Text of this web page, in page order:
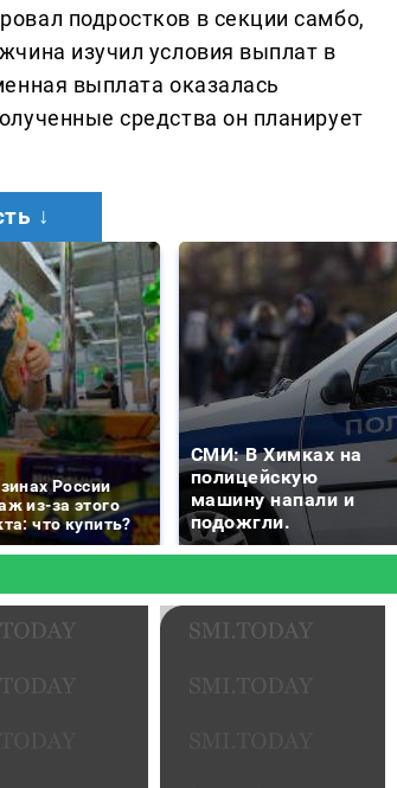
подростков в секции самбо,
изучил условия выплат в
выплата оказалась
средства он планирует
↓
России
из-за этого
что купить?
СМИ: В Химках на
полицейскую
машину напали и
подожгли.